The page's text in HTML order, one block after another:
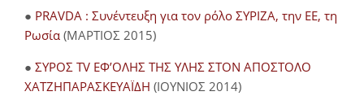
● PRAVDA : Συνέντευξη για τον ρόλο ΣΥΡΙΖΑ, την ΕΕ, τη
Ρωσία (ΜΑΡΤΙΟΣ 2015)
● ΣΥΡΟΣ TV ΕΦ’ΟΛΗΣ ΤΗΣ ΥΛΗΣ ΣΤΟΝ ΑΠΟΣΤΟΛΟ
ΧΑΤΖΗΠΑΡΑΣΚΕΥΑΪΔΗ (ΙΟΥΝΙΟΣ 2014)